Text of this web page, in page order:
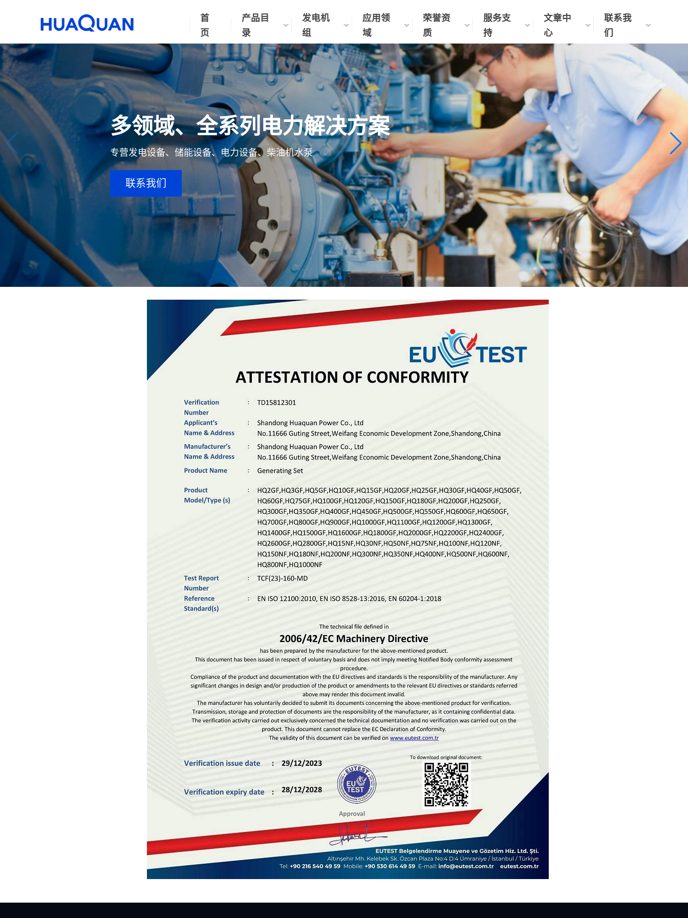
首
页
产品目
录
发电机
组
应用领
域
荣誉资
质
服务支
持
文章中
心
联系我
们
多领域、全系列电力解决方案
专营发电设备、储能设备、电力设备、柴油机水泵
联系我们